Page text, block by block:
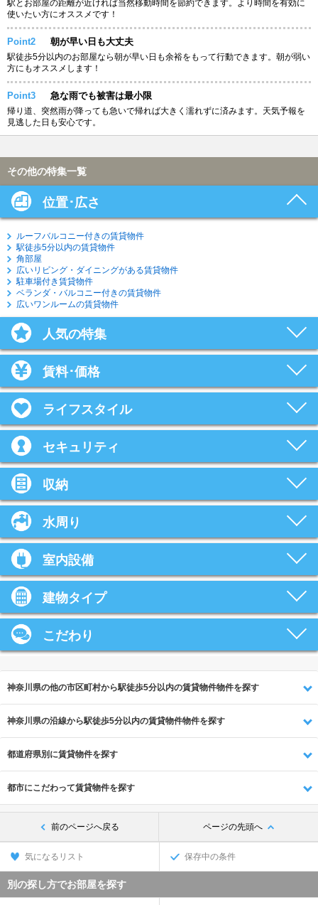
駅とお部屋の距離が近ければ当然移動時間を節約できます。より時間を有効に
使いたい方にオススメです！
Point2 朝が早い日も大丈夫
駅徒歩5分以内のお部屋なら朝が早い日も余裕をもって行動できます。朝が弱い
方にもオススメします！
Point3 急な雨でも被害は最小限
帰り道、突然雨が降っても急いで帰れば大きく濡れずに済みます。天気予報を
見逃した日も安心です。
その他の特集一覧
位置･広さ
ルーフバルコニー付きの賃貸物件
駅徒歩5分以内の賃貸物件
角部屋
広いリビング・ダイニングがある賃貸物件
駐車場付き賃貸物件
ベランダ・バルコニー付きの賃貸物件
広いワンルームの賃貸物件
人気の特集
賃料･価格
ライフスタイル
セキュリティ
収納
水周り
室内設備
建物タイプ
こだわり
神奈川県の他の市区町村から駅徒歩5分以内の賃貸物件物件を探す
神奈川県の沿線から駅徒歩5分以内の賃貸物件物件を探す
都道府県別に賃貸物件を探す
都市にこだわって賃貸物件を探す
前のページへ戻る ページの先頭へ
気になるリスト 保存中の条件
別の探し方でお部屋を探す